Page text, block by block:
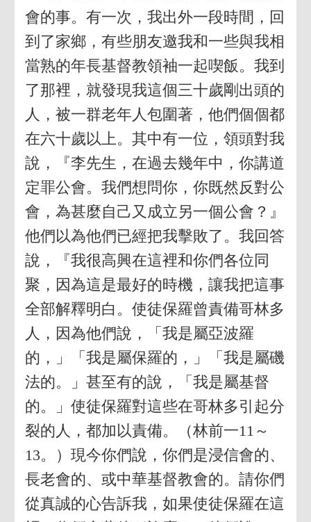
會的事。有一次，我出外一段時間，回
到了家鄉，有些朋友邀我和一些與我相
當熟的年長基督教領袖一起喫飯。我到
了那裡，就發現我這個三十歲剛出頭的
人，被一群老年人包圍著，他們個個都
在六十歲以上。其中有一位，領頭對我
說，『李先生，在過去幾年中，你講道
定罪公會。我們想問你，你既然反對公
會，為甚麼自己又成立另一個公會？』
他們以為他們已經把我擊敗了。我回答
說，『我很高興在這裡和你們各位同
聚，因為這是最好的時機，讓我把這事
全部解釋明白。使徒保羅曾責備哥林多
人，因為他們說，「我是屬亞波羅
的，」「我是屬保羅的，」「我是屬磯
法的。」甚至有的說，「我是屬基督
的。」使徒保羅對這些在哥林多引起分
裂的人，都加以責備。（林前一11～
13。）現今你們說，你們是浸信會的、
長老會的、或中華基督教會的。請你們
從真誠的心告訴我，如果使徒保羅在這